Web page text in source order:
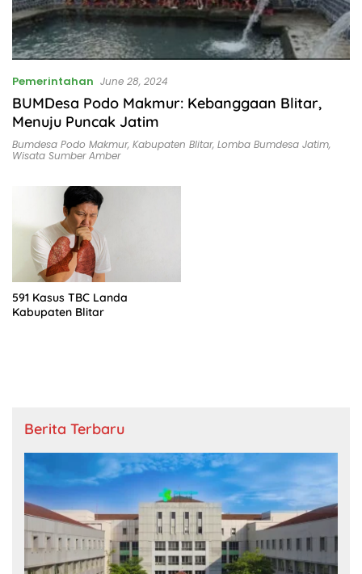
Pemerintahan June 28, 2024
BUMDesa Podo Makmur: Kebanggaan Blitar,
Menuju Puncak Jatim
Bumdesa Podo Makmur, Kabupaten Blitar, Lomba Bumdesa Jatim,
Wisata Sumber Amber
591 Kasus TBC Landa
Kabupaten Blitar
Berita Terbaru